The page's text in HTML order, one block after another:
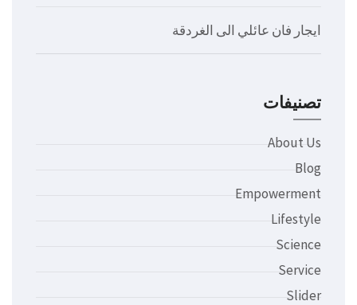
ايجار فان عائلي الى الغردقة
تصنيفات
About Us
Blog
Empowerment
Lifestyle
Science
Service
Slider